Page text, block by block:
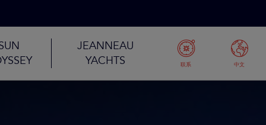
JEANNEAU
YACHTS
联系 中文